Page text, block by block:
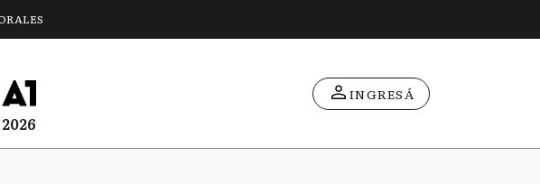
INGRESÁ